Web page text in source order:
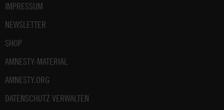
IMPRESSUM
NEWSLETTER
SHOP
AMNESTY-MATERIAL
AMNESTY.ORG
DATENSCHUTZ VERWALTEN